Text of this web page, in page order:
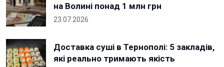
на Волині понад 1 млн грн
23.07.2026
Доставка суші в Тернополі: 5 закладів,
які реально тримають якість